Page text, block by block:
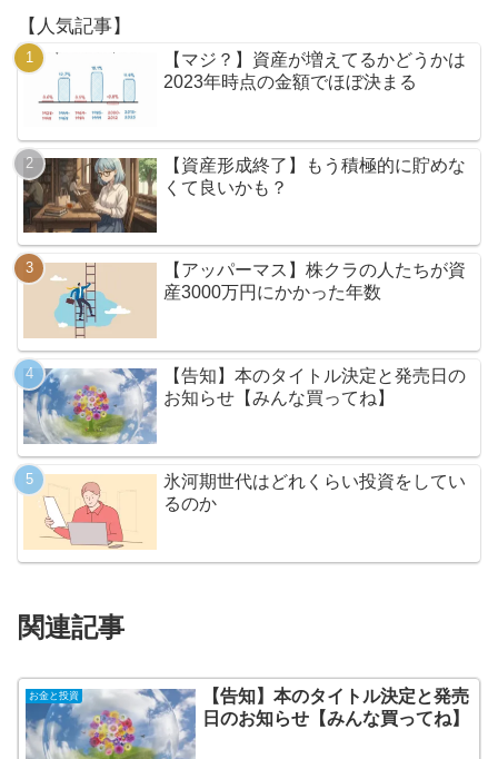
【人気記事】
【マジ？】資産が増えてるかどうかは
2023年時点の金額でほぼ決まる
【資産形成終了】もう積極的に貯めな
くて良いかも？
【アッパーマス】株クラの人たちが資
産3000万円にかかった年数
【告知】本のタイトル決定と発売日の
お知らせ【みんな買ってね】
氷河期世代はどれくらい投資をしてい
るのか
関連記事
お金と投資
【告知】本のタイトル決定と発売
日のお知らせ【みんな買ってね】